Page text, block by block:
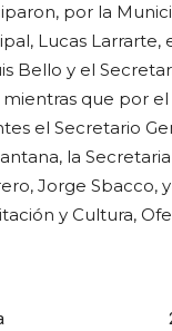
por la
Lucas Larrarte,
Bello y el
que por el
el Secretario
la
Jorge Sbacco,
y Cultura,